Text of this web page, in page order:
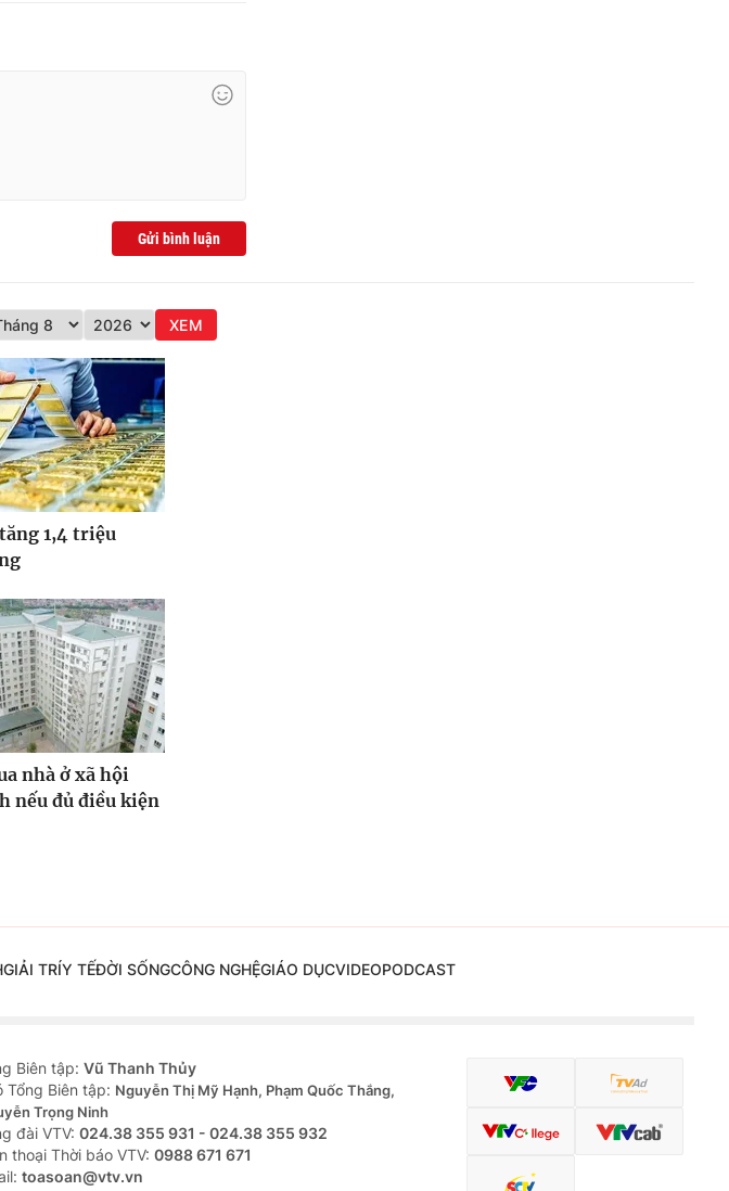
Gửi bình luận
XEM
1,4 triệu
nhà ở xã hội
nếu đủ điều kiện
GIẢI TRÍY TẾĐỜI SỐNGCÔNG NGHỆGIÁO DỤCVIDEOPODCAST
Biên tập: Vũ Thanh Thủy
Tổng Biên tập: Nguyễn Thị Mỹ Hạnh, Phạm Quốc Thắng,
Trọng Ninh
đài VTV: 024.38 355 931 - 024.38 355 932
thoại Thời báo VTV: 0988 671 671
toasoan@vtv.vn